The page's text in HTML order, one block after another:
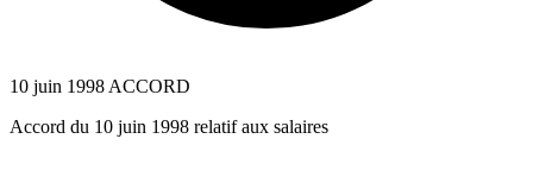
10 juin 1998 ACCORD
Accord du 10 juin 1998 relatif aux salaires